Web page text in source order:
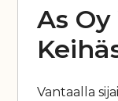
As
Vantaalla